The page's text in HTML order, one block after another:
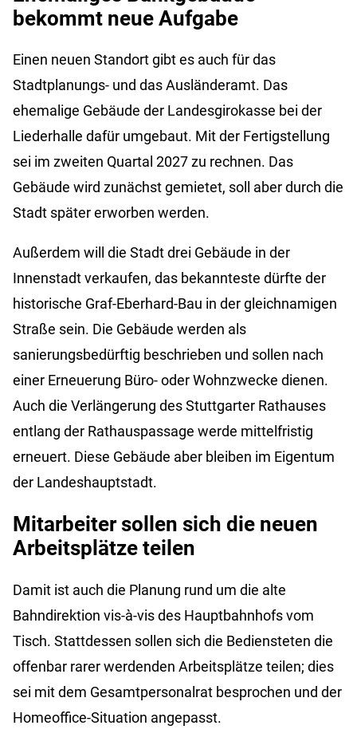
bekommt neue Aufgabe
Einen neuen Standort gibt es auch für das
Stadtplanungs- und das Ausländeramt. Das
ehemalige Gebäude der Landesgirokasse bei der
Liederhalle dafür umgebaut. Mit der Fertigstellung
sei im zweiten Quartal 2027 zu rechnen. Das
Gebäude wird zunächst gemietet, soll aber durch die
Stadt später erworben werden.
Außerdem will die Stadt drei Gebäude in der
Innenstadt verkaufen, das bekannteste dürfte der
historische Graf-Eberhard-Bau in der gleichnamigen
Straße sein. Die Gebäude werden als
sanierungsbedürftig beschrieben und sollen nach
einer Erneuerung Büro- oder Wohnzwecke dienen.
Auch die Verlängerung des Stuttgarter Rathauses
entlang der Rathauspassage werde mittelfristig
erneuert. Diese Gebäude aber bleiben im Eigentum
der Landeshauptstadt.
Mitarbeiter sollen sich die neuen
Arbeitsplätze teilen
Damit ist auch die Planung rund um die alte
Bahndirektion vis-à-vis des Hauptbahnhofs vom
Tisch. Stattdessen sollen sich die Bediensteten die
offenbar rarer werdenden Arbeitsplätze teilen; dies
sei mit dem Gesamtpersonalrat besprochen und der
Homeoffice-Situation angepasst.